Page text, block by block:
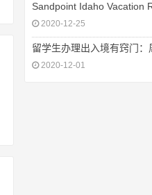
Sandpoint Idaho Vacation
2020-12-25
留学生办理出入境有窍门
2020-12-01